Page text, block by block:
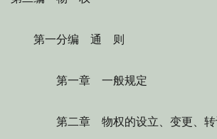
第一分编 通 则
第一章 一般规定
第二章 物权的设立、变更、转